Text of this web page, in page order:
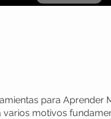
para Aprender
motivos